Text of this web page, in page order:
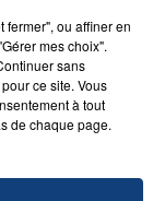
fermer", ou affiner en
mes choix".
sans
ce site. Vous
à tout
de chaque page.